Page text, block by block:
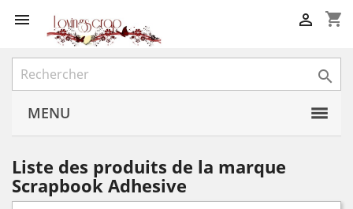
 shopping_cart


MENU
Liste des produits de la marque
Scrapbook Adhesive